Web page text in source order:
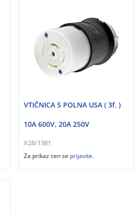
VTIČNICA 5 POLNA USA ( 3f. )
10A 600V, 20A 250V
X28/1381
Za prikaz cen se prijavite.